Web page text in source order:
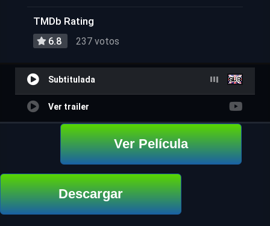
TMDb Rating
6.8 237 votos
Subtitulada
Ver trailer
Ver Película
Descargar